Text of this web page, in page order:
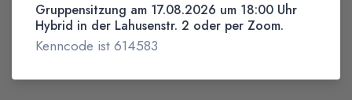
Gruppensitzung am 17.08.2026 um 18:00 Uhr
Hybrid in der Lahusenstr. 2 oder per Zoom.
Kenncode ist 614583